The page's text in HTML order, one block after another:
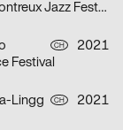
Restart – Montreux Jazz Festival 2021
CH
2021
Festival
Lingg CH
2021